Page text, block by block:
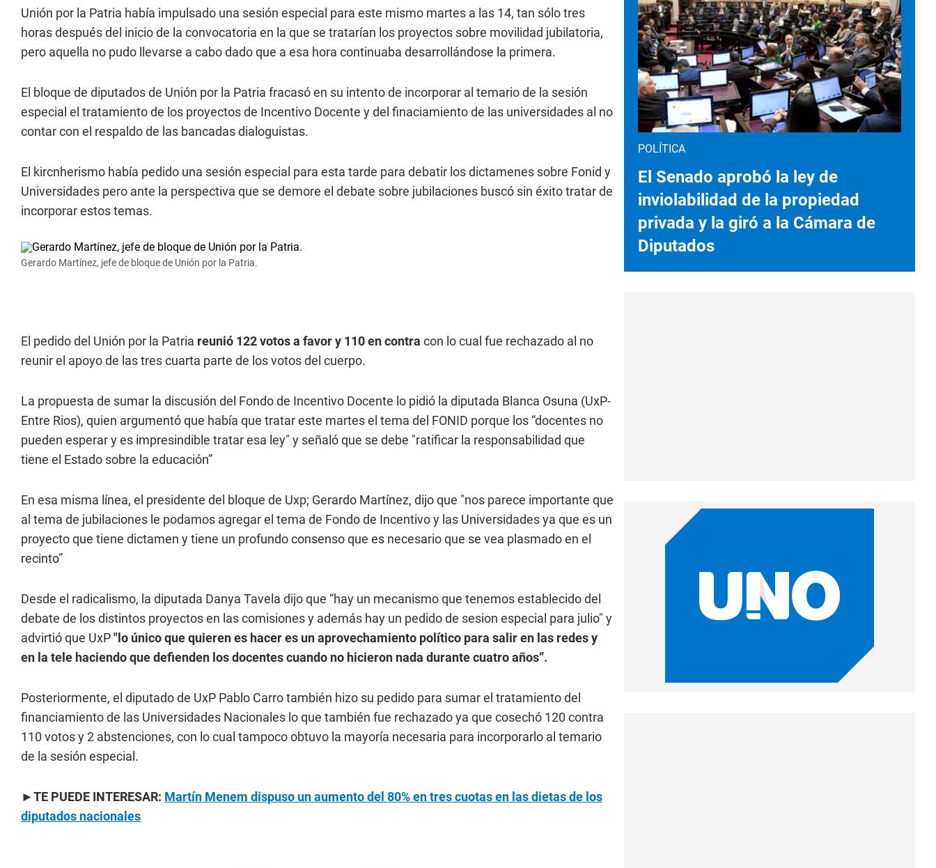
Unión por la Patria había impulsado una sesión especial para este mismo martes a las 14, tan sólo tres
horas después del inicio de la convocatoria en la que se tratarían los proyectos sobre movilidad jubilatoria,
pero aquella no pudo llevarse a cabo dado que a esa hora continuaba desarrollándose la primera.
El bloque de diputados de Unión por la Patria fracasó en su intento de incorporar al temario de la sesión
especial el tratamiento de los proyectos de Incentivo Docente y del finaciamiento de las universidades al no
contar con el respaldo de las bancadas dialoguistas.
El kircnherismo había pedido una sesión especial para esta tarde para debatir los dictamenes sobre Fonid y
Universidades pero ante la perspectiva que se demore el debate sobre jubilaciones buscó sin éxito tratar de
incorporar estos temas.
Gerardo Martínez, jefe de bloque de Unión por la Patria.
El pedido del Unión por la Patria reunió 122 votos a favor y 110 en contra con lo cual fue rechazado al no
reunir el apoyo de las tres cuarta parte de los votos del cuerpo.
La propuesta de sumar la discusión del Fondo de Incentivo Docente lo pidió la diputada Blanca Osuna (UxP-
Entre Rios), quien argumentó que había que tratar este martes el tema del FONID porque los “docentes no
pueden esperar y es impresindible tratar esa ley" y señaló que se debe "ratificar la responsabilidad que
tiene el Estado sobre la educación”
En esa misma línea, el presidente del bloque de Uxp; Gerardo Martínez, dijo que "nos parece importante que
al tema de jubilaciones le podamos agregar el tema de Fondo de Incentivo y las Universidades ya que es un
proyecto que tiene dictamen y tiene un profundo consenso que es necesario que se vea plasmado en el
recinto”
Desde el radicalismo, la diputada Danya Tavela dijo que “hay un mecanismo que tenemos establecido del
debate de los distintos proyectos en las comisiones y además hay un pedido de sesion especial para julio" y
advirtió que UxP"lo único que quieren es hacer es un aprovechamiento político para salir en las redes y
en la tele haciendo que defienden los docentes cuando no hicieron nada durante cuatro años”.
Posteriormente, el diputado de UxP Pablo Carro también hizo su pedido para sumar el tratamiento del
financiamiento de las Universidades Nacionales lo que también fue rechazado ya que cosechó 120 contra
110 votos y 2 abstenciones, con lo cual tampoco obtuvo la mayoría necesaria para incorporarlo al temario
de la sesión especial.
►TE PUEDE INTERESAR: Martín Menem dispuso un aumento del 80% en tres cuotas en las dietas de los
diputados nacionales
POLÍTICA
El Senado aprobó la ley de
inviolabilidad de la propiedad
privada y la giró a la Cámara de
Diputados